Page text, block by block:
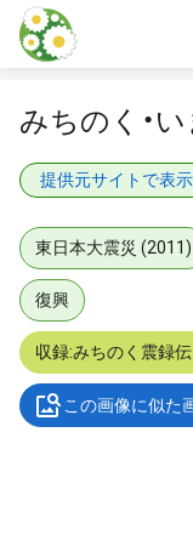
本文に飛ぶ
みちのく・
提供元サイトで表示
東日本大震災 (2011)
復興
収録:みちのく震録
この画像に似た